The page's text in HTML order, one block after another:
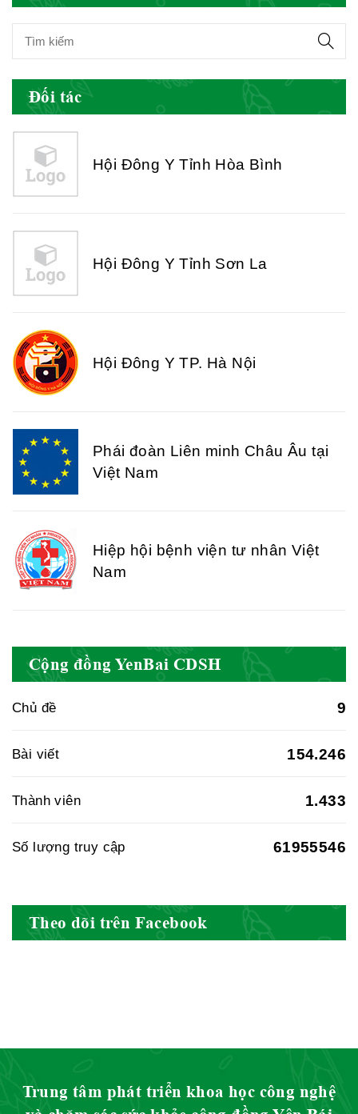
Đối tác
Hội Đông Y Tỉnh Hòa Bình
Hội Đông Y Tỉnh Sơn La
Hội Đông Y TP. Hà Nội
Phái đoàn Liên minh Châu Âu tại
Việt Nam
Hiệp hội bệnh viện tư nhân Việt
Nam
Cục quản lý y dược cổ truyền -
BYT
Hiệp hội doanh nghiệp dược Việt
Hội Đông Y Việt Nam
Cộng đồng YenBai CDSH
Chủ đề 9
Bài viết 154.246
Thành viên 1.433
Số lượng truy cập 61955546
Theo dõi trên Facebook
Trung tâm phát triển khoa học công nghệ